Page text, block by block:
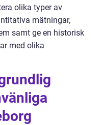
olika typer av
mätningar,
samt ge en historisk
med olika